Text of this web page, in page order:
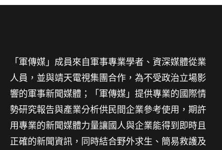
「軍傳媒」成員來自軍事專業學者、資深媒體從業
人員，並與靖天電視集團合作，為不受政治立場影
響的軍事新聞媒體；「軍傳媒」提供專業的國際情
勢研究報告與產業分析供民間企業參考使用，期許
用專業的新聞媒體力量讓國人與企業能得到即時且
正確的新聞資訊，同時結合野外求生、簡易救護及